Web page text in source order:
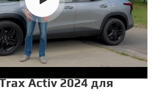
Activ 2024 для